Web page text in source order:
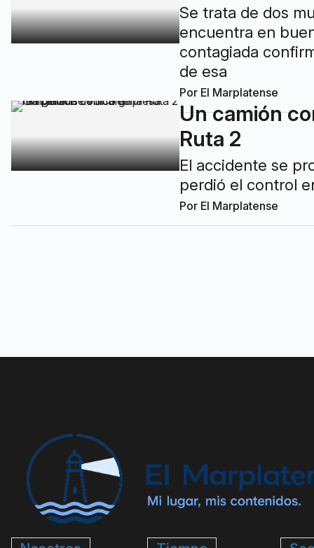
Se trata de dos
encuentra en
contagiada
de esa
Por El Marplatense
Un camión
Ruta 2
El accidente se
perdió el control
Por El Marplatense